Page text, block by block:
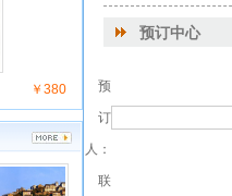
￥380
预订中心
预
订
人：
联